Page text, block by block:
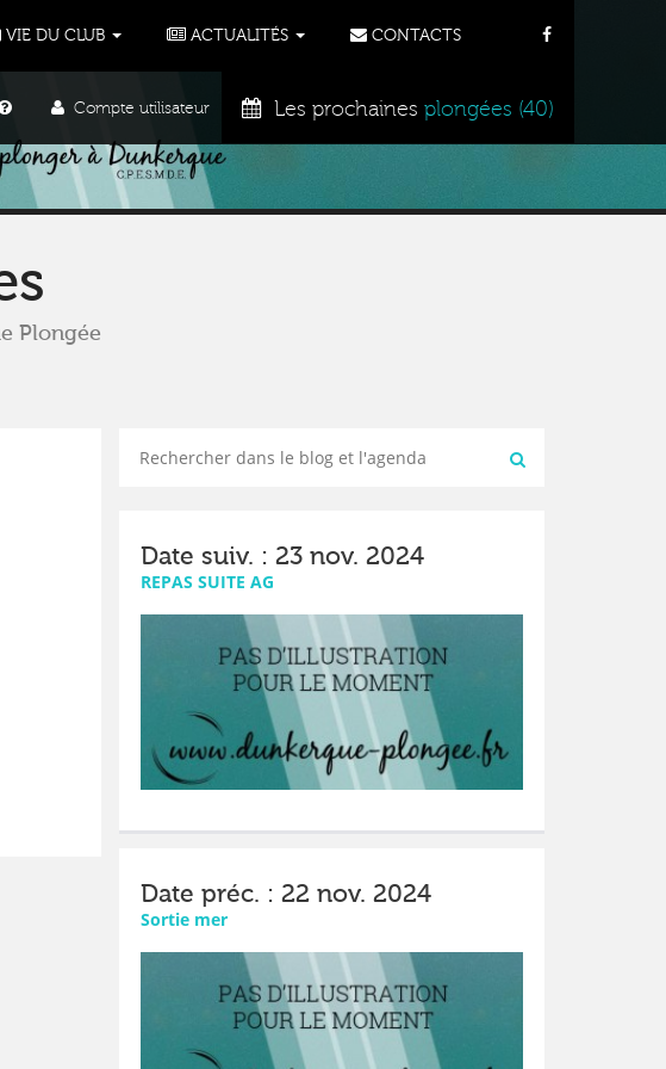
VIE DU CLUB ACTUALITÉS CONTACTS
Les prochaines plongées (40)
Compte utilisateur
Plongée
Date suiv. : 23 nov. 2024
REPAS SUITE AG
Date préc. : 22 nov. 2024
Sortie mer